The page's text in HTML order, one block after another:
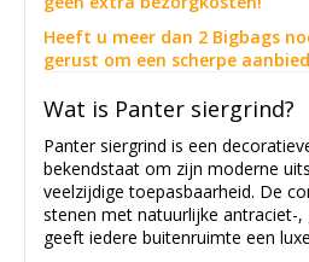
Heeft u meer dan 2 Bigbags
gerust om een scherpe
Wat is Panter siergrind?
Panter siergrind is een
bekendstaat om zijn moderne
veelzijdige toepasbaarheid. De
stenen met natuurlijke antraciet-,
geeft iedere buitenruimte een